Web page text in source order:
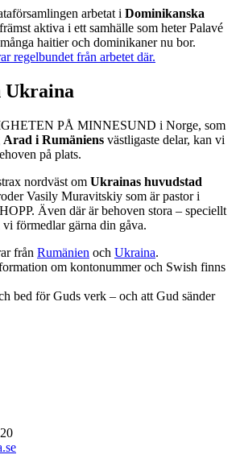
arbetat i Dominikanska
aktiva i ett samhälle som heter Palavé
haitier och dominikaner nu bor.
regelbundet från arbetet där.
Ukraina
PÅ MINNESUND i Norge, som
Arad i Rumäniens västligaste delar, kan vi
på plats.
nordväst om Ukrainas huvudstad
Vasily Muravitskiy som är pastor i
Även där är behoven stora – speciellt
förmedlar gärna din gåva.
från Rumänien och Ukraina.
om kontonummer och Swish finns
bed för Guds verk – och att Gud sänder